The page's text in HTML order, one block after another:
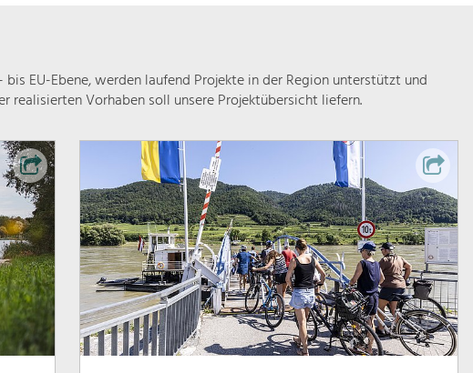
EU-Ebene, werden laufend Projekte in der Region unterstützt und
Vorhaben soll unsere Projektübersicht liefern.